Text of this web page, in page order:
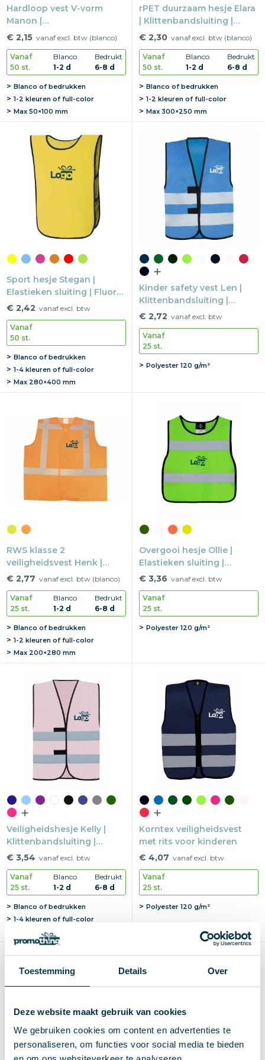
Toestemming Details Over
Deze website maakt gebruik van cookies
We gebruiken cookies om content en advertenties te
personaliseren, om functies voor social media te bieden
Hardloop vest V-vorm
Manon |
Klittenbandsluiting |
€ 2,15 vanaf excl. btw (blanco)
Vanaf
50 st.
Blanco
1-2 d
Bedrukt
6-8 d
Blanco of bedrukken
1-2 kleuren of full-color
Max 50×100 mm
rPET duurzaam hesje Elara
| Klittenbandsluiting |
Reflectie EN20471 | One
€ 2,30 vanaf excl. btw (blanco)
Vanaf
50 st.
Blanco
1-2 d
Bedrukt
6-8 d
Blanco of bedrukken
1-2 kleuren of full-color
Max 300×250 mm
Sport hesje Stegan |
Elastieken sluiting | Fluor
kleuren | 2 maten
€ 2,42 vanaf excl. btw
Vanaf
50 st.
Blanco of bedrukken
1-4 kleuren of full-color
Max 280×400 mm
Kinder safety vest Len |
Klittenbandsluiting |
Reflectie EN17353 | 3
€ 2,72 vanaf excl. btw
Vanaf
25 st.
Polyester 120 g/m²
RWS klasse 2
veiligheidsvest Henk |
Klittenbandsluiting |
size
€ 2,77 vanaf excl. btw (blanco)
Vanaf
25 st.
Blanco
1-2 d
Bedrukt
6-8 d
Blanco of bedrukken
1-2 kleuren of full-color
Max 200×280 mm
Overgooi hesje Ollie |
Elastieken sluiting |
Reflectie EN17353 | XS-XXL
€ 3,36 vanaf excl. btw
Vanaf
25 st.
Polyester 120 g/m²
Veiligheidshesje Kelly |
Klittenbandsluiting |
Reflectie EN17353 | S-XXL
€ 3,54 vanaf excl. btw
Vanaf
25 st.
Blanco
1-2 d
Bedrukt
6-8 d
Blanco of bedrukken
1-4 kleuren of full-color
250×250 mm
Korntex veiligheidsvest
met rits voor kinderen
€ 4,07 vanaf excl. btw
Vanaf
25 st.
Polyester 120 g/m²